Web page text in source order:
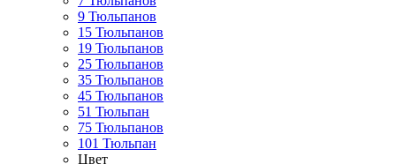
9 Тюльпанов
15 Тюльпанов
19 Тюльпанов
25 Тюльпанов
35 Тюльпанов
45 Тюльпанов
51 Тюльпан
75 Тюльпанов
101 Тюльпан
Цвет